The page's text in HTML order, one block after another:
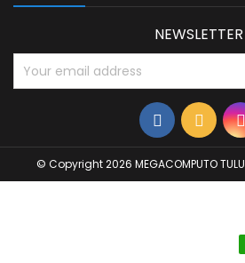
NEWSLETTER
© Copyright 2026 MEGACOMPUTO